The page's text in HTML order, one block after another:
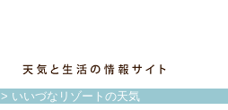
> いいづなリゾートの天気